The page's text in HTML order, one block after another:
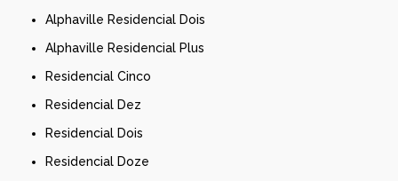
Alphaville Residencial Dois
Alphaville Residencial Plus
Residencial Cinco
Residencial Dez
Residencial Dois
Residencial Doze